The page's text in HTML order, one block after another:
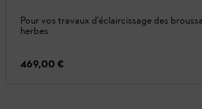
Pour vos travaux d'éclaircissage des
herbes
469,00 €